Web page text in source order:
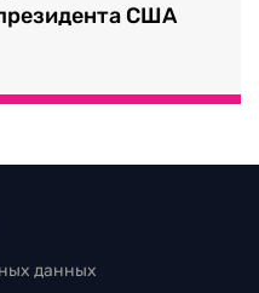
США
данных